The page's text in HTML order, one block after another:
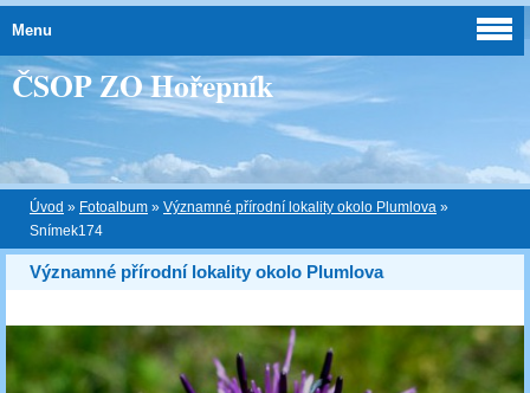
ČSOP ZO Hořepník
Úvod » Fotoalbum » Významné přírodní lokality okolo Plumlova »
Snímek174
Významné přírodní lokality okolo Plumlova
Menu